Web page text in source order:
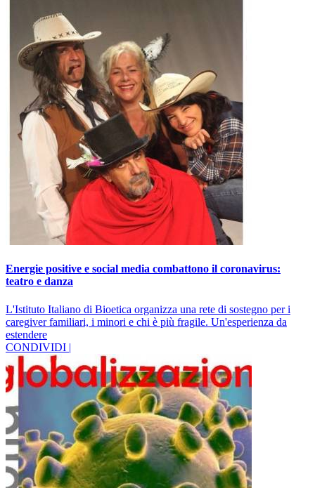
Energie positive e social media combattono il coronavirus:
teatro e danza
L'Istituto Italiano di Bioetica organizza una rete di sostegno per i
caregiver familiari, i minori e chi è più fragile. Un'esperienza da
estendere
CONDIVIDI |